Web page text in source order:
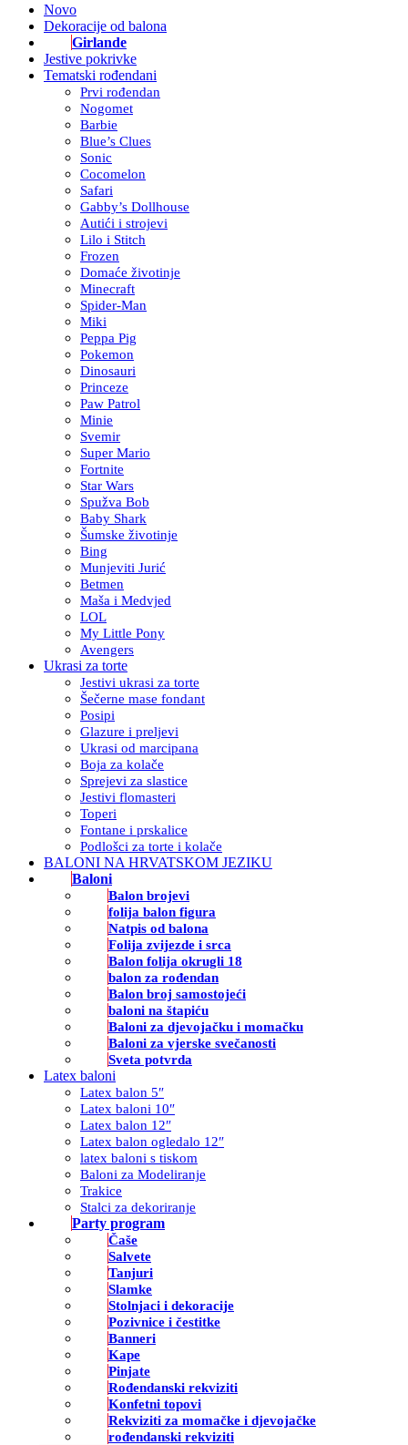
Novo
Dekoracije od balona
Girlande
Jestive pokrivke
Tematski rođendani
Prvi rođendan
Nogomet
Barbie
Blue’s Clues
Sonic
Cocomelon
Safari
Gabby’s Dollhouse
Autići i strojevi
Lilo i Stitch
Frozen
Domaće životinje
Minecraft
Spider-Man
Miki
Peppa Pig
Pokemon
Dinosauri
Princeze
Paw Patrol
Minie
Svemir
Super Mario
Fortnite
Star Wars
Spužva Bob
Baby Shark
Šumske životinje
Bing
Munjeviti Jurić
Betmen
Maša i Medvjed
LOL
My Little Pony
Avengers
Ukrasi za torte
Jestivi ukrasi za torte
Šečerne mase fondant
Posipi
Glazure i preljevi
Ukrasi od marcipana
Boja za kolače
Sprejevi za slastice
Jestivi flomasteri
Toperi
Fontane i prskalice
Podlošci za torte i kolače
BALONI NA HRVATSKOM JEZIKU
Baloni
Balon brojevi
folija balon figura
Natpis od balona
Folija zvijezde i srca
Balon folija okrugli 18
balon za rođendan
Balon broj samostojeći
baloni na štapiću
Baloni za djevojačku i momačku
Baloni za vjerske svečanosti
Sveta potvrda
Latex baloni
Latex balon 5″
Latex baloni 10″
Latex balon 12″
Latex balon ogledalo 12″
latex baloni s tiskom
Baloni za Modeliranje
Trakice
Stalci za dekoriranje
Party program
Čaše
Salvete
Tanjuri
Slamke
Stolnjaci i dekoracije
Pozivnice i čestitke
Banneri
Kape
Pinjate
Rođendanski rekviziti
Konfetni topovi
Rekviziti za momačke i djevojačke
rođendanski rekviziti